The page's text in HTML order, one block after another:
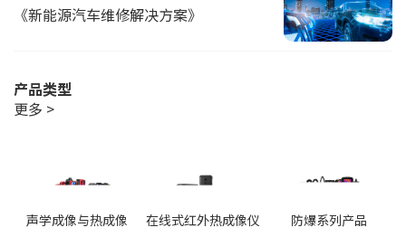
《新能源汽车维修解决方案》
产品类型
更多 >
声学成像与热成像 在线式红外热成像仪 防爆系列产品